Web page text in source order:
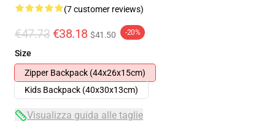
(7 customer reviews)
€47.73 €38.18 $41.50 -20%
Size
Zipper Backpack (44x26x15cm)
Kids Backpack (40x30x13cm)
Visualizza guida alle taglie